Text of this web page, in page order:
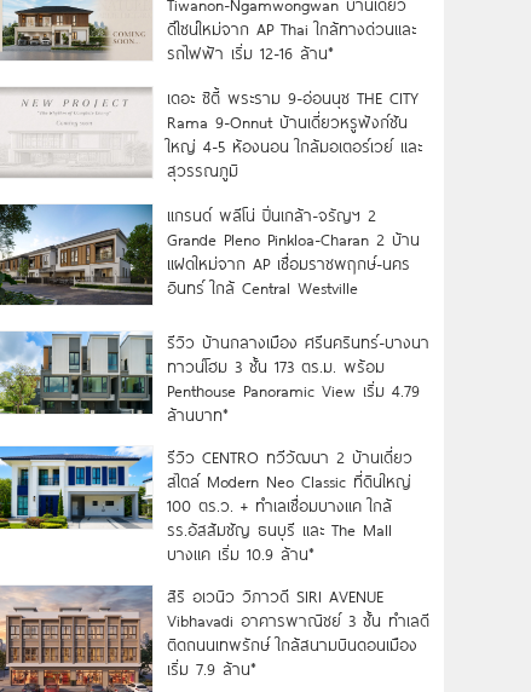
ดีไซน์ใหม่จาก AP Thai ใกล้ทางด่วนและ
รถไฟฟ้า เริ่ม 12-16 ล้าน*
เดอะ ซิตี้ พระราม 9-อ่อนนุช THE CITY
Rama 9-Onnut บ้านเดี่ยวหรูฟังก์ชัน
ใหญ่ 4-5 ห้องนอน ใกล้มอเตอร์เวย์ และ
สุวรรณภูมิ
แกรนด์ พลีโน่ ปิ่นเกล้า-จรัญฯ 2
Grande Pleno Pinkloa-Charan 2 บ้าน
แฝดใหม่จาก AP เชื่อมราชพฤกษ์-นคร
อินทร์ ใกล้ Central Westville
รีวิว บ้านกลางเมือง ศรีนครินทร์-บางนา
ทาวน์โฮม 3 ชั้น 173 ตร.ม. พร้อม
Penthouse Panoramic View เริ่ม 4.79
ล้านบาท*
รีวิว CENTRO ทวีวัฒนา 2 บ้านเดี่ยว
สไตล์ Modern Neo Classic ที่ดินใหญ่
100 ตร.ว. + ทำเลเชื่อมบางแค ใกล้
รร.อัสสัมชัญ ธนบุรี และ The Mall
บางแค เริ่ม 10.9 ล้าน*
สิริ อเวนิว วิภาวดี SIRI AVENUE
Vibhavadi อาคารพาณิชย์ 3 ชั้น ทำเลดี
ติดถนนเทพรักษ์ ใกล้สนามบินดอนเมือง
เริ่ม 7.9 ล้าน*